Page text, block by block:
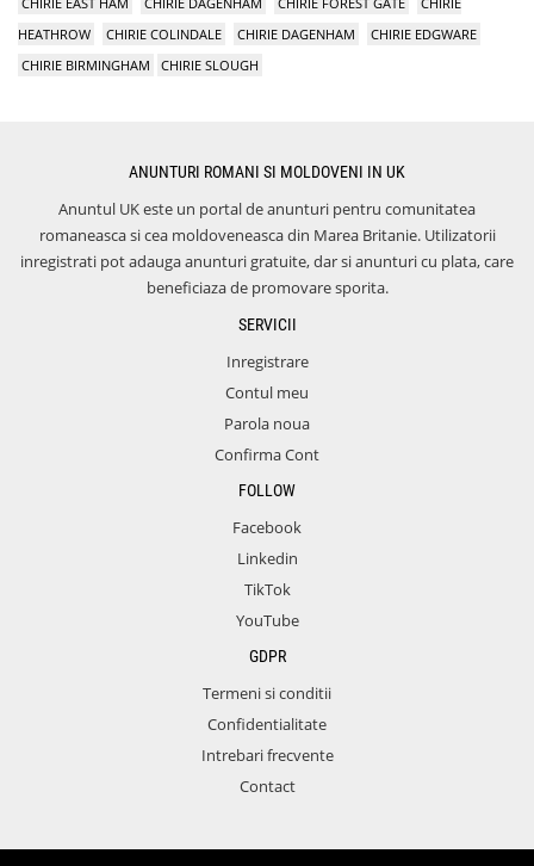
HEATHROW
CHIRIE COLINDALE CHIRIE DAGENHAM
CHIRIE EDGWARE
CHIRIE BIRMINGHAM
CHIRIE SLOUGH
ANUNTURI ROMANI SI MOLDOVENI IN UK
Anuntul UK este un portal de anunturi pentru comunitatea
romaneasca si cea moldoveneasca din Marea Britanie. Utilizatorii
inregistrati pot adauga anunturi gratuite, dar si anunturi cu plata, care
beneficiaza de promovare sporita.
SERVICII
Inregistrare
Contul meu
Parola noua
Confirma Cont
FOLLOW
Facebook
Linkedin
TikTok
YouTube
GDPR
Termeni si conditii
Confidentialitate
Intrebari frecvente
Contact